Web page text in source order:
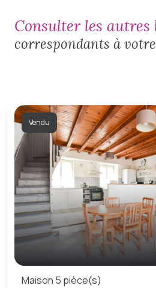
consulter les autres
correspondants à
Vendu
Maison 5 pièce(s)